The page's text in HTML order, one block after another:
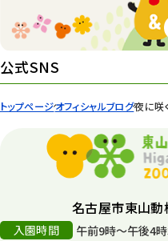
トップページオフィシャルブログ夜に咲
園内の様子
遊園地
平和公園
再生
公式SNS
名古屋市東山動
入園時間
午前9時～午後4時